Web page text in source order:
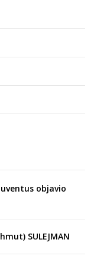
objavio
SULEJMAN